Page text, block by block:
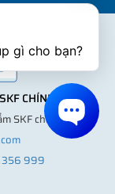
ANH
CHÍNH HÃNG
SKF chính hãng ®
999
gì cho bạn?